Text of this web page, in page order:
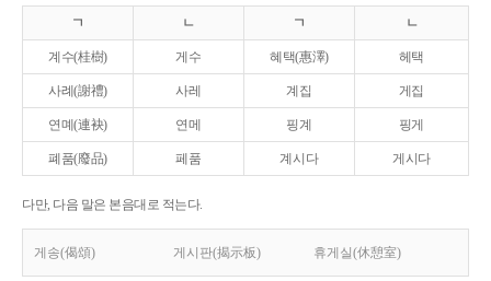
ㄱ ㄴ ㄱ ㄴ
계수(桂樹) 게수 혜택(惠澤) 헤택
사례(謝禮) 사레 계집 게집
연몌(連袂) 연메 핑계 핑게
폐품(廢品) 페품 계시다 게시다
다만, 다음 말은 본음대로 적는다.
게송(偈頌) 게시판(揭示板) 휴게실(休憩室)